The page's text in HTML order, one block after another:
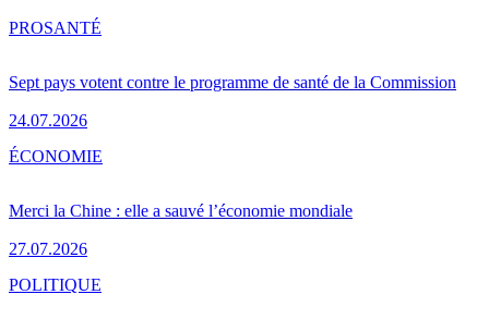
Sept pays votent contre le programme de santé de la Commission
24.07.2026
PROSANTÉ
Merci la Chine : elle a sauvé l’économie mondiale
27.07.2026
ÉCONOMIE
POLITIQUE